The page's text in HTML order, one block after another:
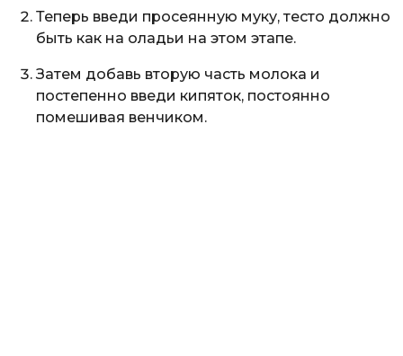
Теперь введи просеянную муку, тесто должно
быть как на оладьи на этом этапе.
Затем добавь вторую часть молока и
постепенно введи кипяток, постоянно
помешивая венчиком.